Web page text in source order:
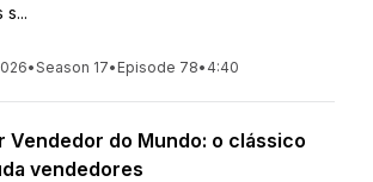
s...
•Season 17• Episode 78• 4:40
Vendedor do Mundo: o clássico
vendedores